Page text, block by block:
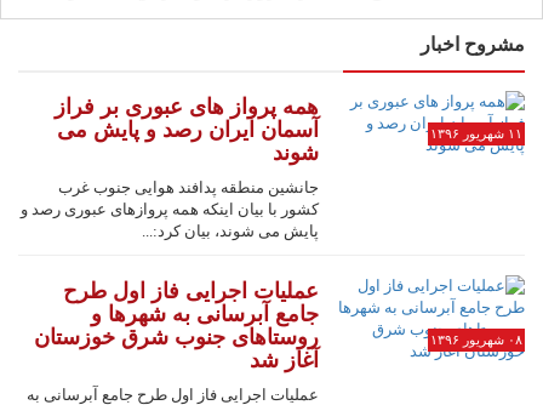
مشروح اخبار
۱۱ شهریور ۱۳۹۶
همه پرواز های عبوری بر فراز
آسمان ایران رصد و پایش می
شوند
جانشین منطقه پدافند هوایی جنوب غرب
کشور با بیان اینکه همه پروازهای عبوری رصد و
پایش می شوند، بیان کرد:...
۰۸ شهریور ۱۳۹۶
عملیات اجرایی فاز اول طرح
جامع آبرسانی به شهرها و
روستاهای جنوب شرق خوزستان
آغاز شد
عملیات اجرایی فاز اول طرح جامع آبرسانی به